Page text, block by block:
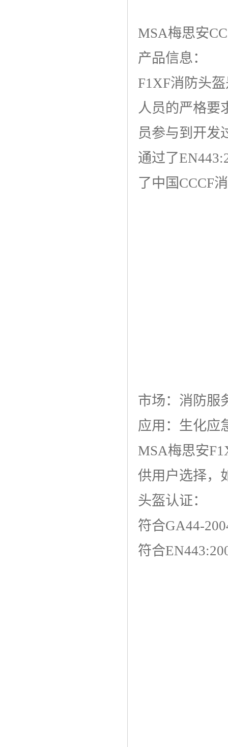
MSA梅思安
产品信息：
F1XF消防头
人员的严格要
员参与到开发
通过了
了中国CCCF
市场：消防服
应用：生化应
MSA梅思安
供用户选择，
头盔认证：
符合GA44-
符合